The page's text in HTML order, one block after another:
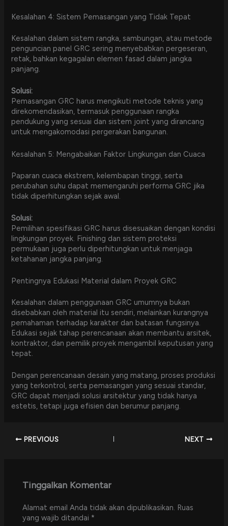
Kesalahan 4: Sistem Pemasangan yang Tidak Tepat
Kesalahan dalam sistem rangka, sambungan, atau metode
penguncian panel GRC sering menyebabkan pergeseran,
retak, bahkan kegagalan elemen fasad dalam jangka
panjang.
Solusi:
Pemasangan GRC harus mengikuti metode teknis yang
direkomendasikan, termasuk penggunaan rangka
pendukung yang sesuai dan sistem joint yang dirancang
untuk mengakomodasi pergerakan bangunan.
Kesalahan 5: Mengabaikan Faktor Lingkungan dan Cuaca
Paparan cuaca ekstrem, kelembapan tinggi, serta
perubahan suhu dapat memengaruhi performa GRC jika
tidak diperhitungkan sejak awal.
Solusi:
Pemilihan spesifikasi GRC harus disesuaikan dengan kondisi
lingkungan proyek. Finishing dan sistem proteksi
permukaan juga perlu diperhitungkan untuk menjaga
ketahanan jangka panjang.
Pentingnya Edukasi Material dalam Proyek GRC
Kesalahan dalam penggunaan GRC umumnya bukan
disebabkan oleh material itu sendiri, melainkan kurangnya
pemahaman terhadap karakter dan batasan fungsinya.
Edukasi sejak tahap perencanaan akan membantu arsitek,
kontraktor, dan pemilik proyek mengambil keputusan yang
tepat.
Dengan perencanaan desain yang matang, proses produksi
yang terkontrol, serta pemasangan yang sesuai standar,
GRC dapat menjadi solusi arsitektur yang tidak hanya
estetis, tetapi juga efisien dan berumur panjang.
PREVIOUS NEXT
Tinggalkan Komentar
Alamat email Anda tidak akan dipublikasikan. Ruas
yang wajib ditandai *